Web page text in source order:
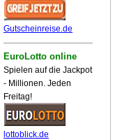
Gutscheinreise.de
EuroLotto online
Spielen auf die Jackpot
- Millionen. Jeden
Freitag!
lottoblick.de